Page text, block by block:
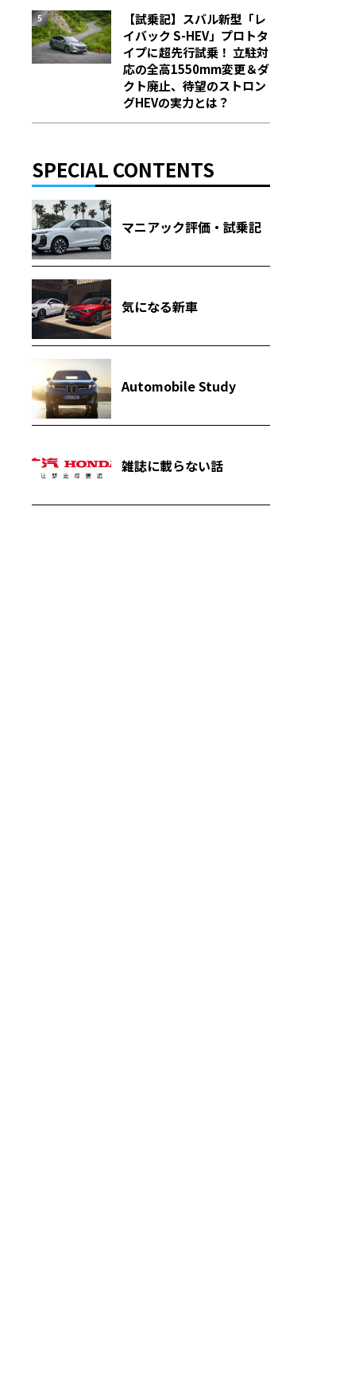
【試乗記】スバル新型「レ
イバック S-HEV」プロトタ
イプに超先行試乗！ 立駐対
応の全高1550mm変更＆ダ
クト廃止、待望のストロン
グHEVの実力とは？
SPECIAL CONTENTS
マニアック評価・試乗記
気になる新車
Automobile Study
雑誌に載らない話